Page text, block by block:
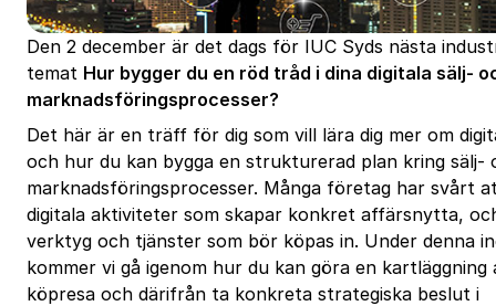
Den 2 december är det dags för IUC Syds nästa
temat Hur bygger du en röd tråd i dina digitala sälj-
marknadsföringsprocesser?
Det här är en träff för dig som vill lära dig mer om
och hur du kan bygga en strukturerad plan kring sälj-
marknadsföringsprocesser. Många företag har svårt
digitala aktiviteter som skapar konkret affärsnytta,
verktyg och tjänster som bör köpas in. Under denna
kommer vi gå igenom hur du kan göra en kartläggning
köpresa och därifrån ta konkreta strategiska beslut i